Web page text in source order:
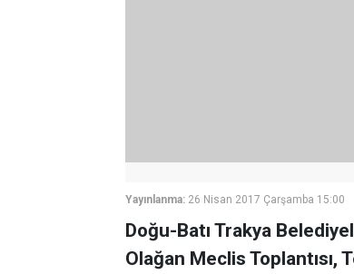
Yayınlanma: 26 Nisan 2017 Çarşamba 15:00
Doğu-Batı Trakya
Olağan Meclis